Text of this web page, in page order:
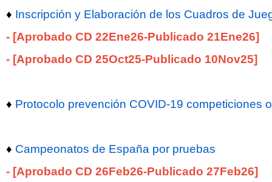
♦ Inscripción y Elaboración de los Cuadros de
- [Aprobado CD 22Ene26-Publicado 21Ene26]
- [Aprobado CD 25Oct25-Publicado 10Nov25]
♦ Protocolo prevención COVID-19 competiciones
♦ Campeonatos de España por pruebas
- [Aprobado CD 26Feb26-Publicado 27Feb26]